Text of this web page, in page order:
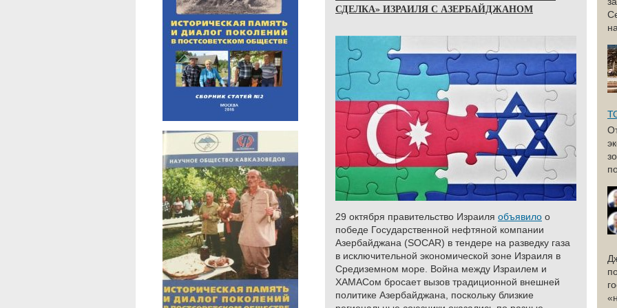
СДЕЛКА» ИЗРАИЛЯ С АЗЕРБАЙДЖАНОМ
29 октября правительство Израиля объявило о
победе Государственной нефтяной компании
Азербайджана (SOCAR) в тендере на разведку газа
в исключительной экономической зоне Израиля в
Средиземном море. Война между Израилем и
ХАМАСом бросает вызов традиционной внешней
политике Азербайджана, поскольку близкие